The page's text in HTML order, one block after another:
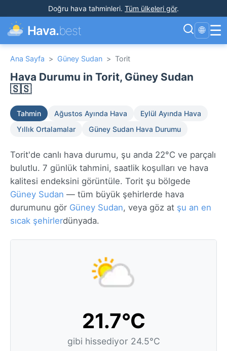
Doğru hava tahminleri. Tüm ülkeleri gör.
Hava.best 🌐 ☰
Ana Sayfa > Güney Sudan > Torit
Hava Durumu in Torit, Güney Sudan
🇸🇸
Tahmin Ağustos Ayında Hava
Eylül Ayında Hava
Yıllık Ortalamalar
Güney Sudan Hava Durumu
Torit'de canlı hava durumu, şu anda 22°C ve parçalı
bulutlu. 7 günlük tahmini, saatlik koşulları ve hava
kalitesi endeksini görüntüle. Torit şu bölgede
Güney Sudan — tüm büyük şehirlerde hava
durumunu gör Güney Sudan, veya göz at şu an en
sıcak şehirlerdünyada.
21.7°C
gibi hissediyor 24.5°C